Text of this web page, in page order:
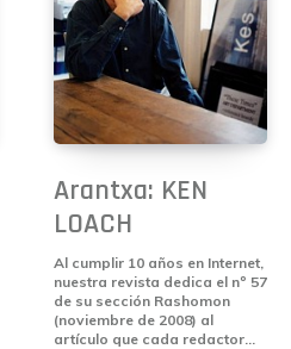
Arantxa: KEN
LOACH
Al cumplir 10 años en Internet,
nuestra revista dedica el nº 57
de su sección Rashomon
(noviembre de 2008) al
artículo que cada redactor...